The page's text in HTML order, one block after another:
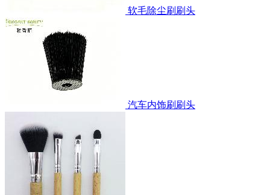
软毛除尘刷刷头
汽车内饰刷刷头